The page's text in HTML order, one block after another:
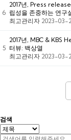
6
2017년, Press
립성을 존중하는 연구
최고관리자 2023-03-
5
2017년, MBC & KBS
터뷰: 백상열
최고관리자 2023-03-
검색